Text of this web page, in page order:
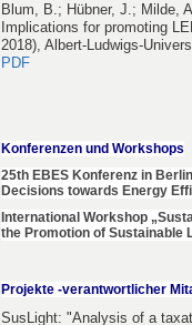
Blum, B.; Hübner, J.; Milde,
Implications for promoting
2018), Albert-Ludwigs-
PDF
Konferenzen und Workshops
25th EBES Konferenz in
Decisions towards Energy
International Workshop
the Promotion of Sustainable
Projekte -verantwortlicher
SusLight: "Analysis of a